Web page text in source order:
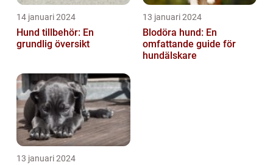
14 januari 2024
Hund tillbehör: En
grundlig översikt
13 januari 2024
Blodöra hund: En
omfattande guide för
hundälskare
13 januari 2024